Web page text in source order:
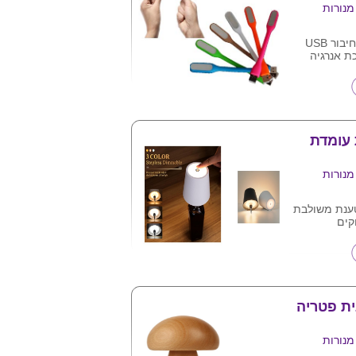
מנורת לד גמישה חיבור USB
אנרגיה
המוצר .
עומדת
משולבת
תאורה
פטריה